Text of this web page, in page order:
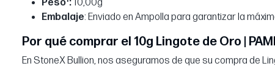
Peso :10,00g
Embalaje: Enviado en Ampolla para garantizar la
Por qué comprar el 10g Lingote de Oro |
En StoneX Bullion, nos aseguramos de que su compra de